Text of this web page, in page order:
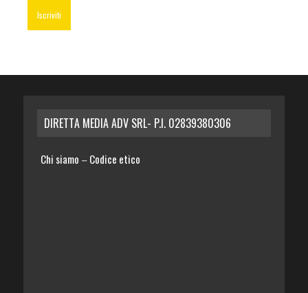
DIRETTA MEDIA ADV SRL- P.I. 02839380306
Chi siamo – Codice etico